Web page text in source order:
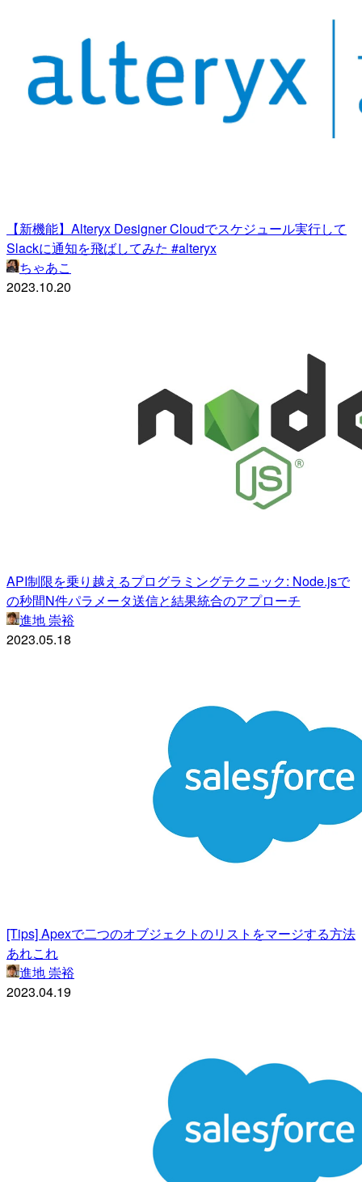
【新機能】Alteryx Designer Cloudでスケジュール実行して
Slackに通知を飛ばしてみた #alteryx
ちゃあこ
2023.10.20
API制限を乗り越えるプログラミングテクニック: Node.jsで
の秒間N件パラメータ送信と結果統合のアプローチ
進地 崇裕
2023.05.18
[Tips] Apexで二つのオブジェクトのリストをマージする方法
あれこれ
進地 崇裕
2023.04.19